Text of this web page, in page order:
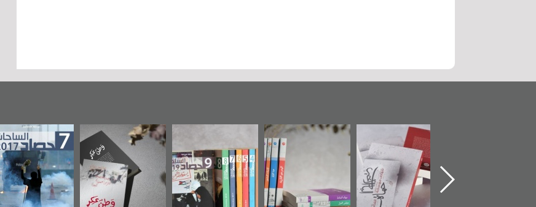
تصنيف موضوعي
للوثائق البريطانية
يقدمه «مركز أوال»
في سلسلة من 5
كتب
"مرآة البحرين"
جديدة لمعتقل
عسكري تصدر عن
«مرآة البحرين»
حصاد 2017
عاشوراء البحرين...
ويكيليكس السفارة
الأمريكية